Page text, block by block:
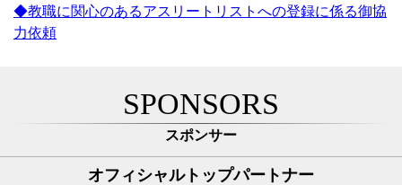
◆教職に関心のあるアスリートリストへの登録に係る御協
力依頼
SPONSORS
スポンサー
オフィシャルトップパートナー